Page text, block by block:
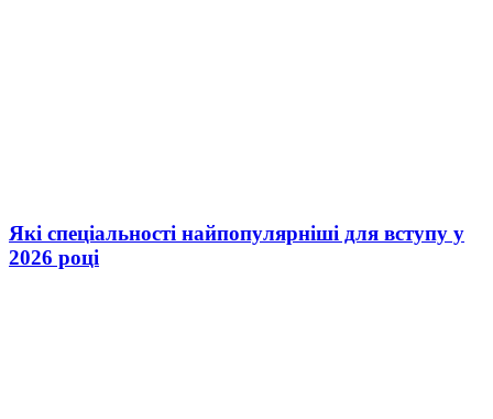
Які спеціальності найпопулярніші для вступу у
2026 році